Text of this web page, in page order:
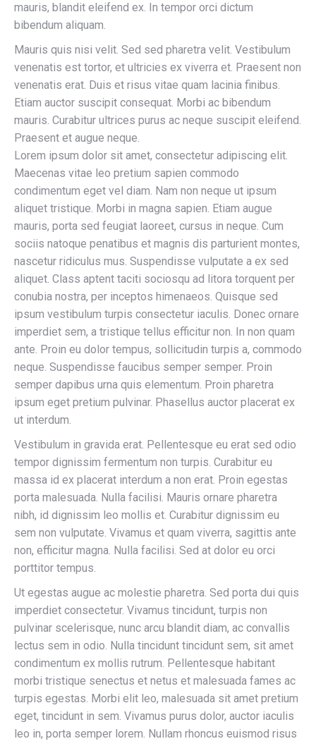
mauris, blandit eleifend ex. In tempor orci dictum
bibendum aliquam.
Mauris quis nisi velit. Sed sed pharetra velit. Vestibulum
venenatis est tortor, et ultricies ex viverra et. Praesent non
venenatis erat. Duis et risus vitae quam lacinia finibus.
Etiam auctor suscipit consequat. Morbi ac bibendum
mauris. Curabitur ultrices purus ac neque suscipit eleifend.
Praesent et augue neque.
Lorem ipsum dolor sit amet, consectetur adipiscing elit.
Maecenas vitae leo pretium sapien commodo
condimentum eget vel diam. Nam non neque ut ipsum
aliquet tristique. Morbi in magna sapien. Etiam augue
mauris, porta sed feugiat laoreet, cursus in neque. Cum
sociis natoque penatibus et magnis dis parturient montes,
nascetur ridiculus mus. Suspendisse vulputate a ex sed
aliquet. Class aptent taciti sociosqu ad litora torquent per
conubia nostra, per inceptos himenaeos. Quisque sed
ipsum vestibulum turpis consectetur iaculis. Donec ornare
imperdiet sem, a tristique tellus efficitur non. In non quam
ante. Proin eu dolor tempus, sollicitudin turpis a, commodo
neque. Suspendisse faucibus semper semper. Proin
semper dapibus urna quis elementum. Proin pharetra
ipsum eget pretium pulvinar. Phasellus auctor placerat ex
ut interdum.
Vestibulum in gravida erat. Pellentesque eu erat sed odio
tempor dignissim fermentum non turpis. Curabitur eu
massa id ex placerat interdum a non erat. Proin egestas
porta malesuada. Nulla facilisi. Mauris ornare pharetra
nibh, id dignissim leo mollis et. Curabitur dignissim eu
sem non vulputate. Vivamus et quam viverra, sagittis ante
non, efficitur magna. Nulla facilisi. Sed at dolor eu orci
porttitor tempus.
Ut egestas augue ac molestie pharetra. Sed porta dui quis
imperdiet consectetur. Vivamus tincidunt, turpis non
pulvinar scelerisque, nunc arcu blandit diam, ac convallis
lectus sem in odio. Nulla tincidunt tincidunt sem, sit amet
condimentum ex mollis rutrum. Pellentesque habitant
morbi tristique senectus et netus et malesuada fames ac
turpis egestas. Morbi elit leo, malesuada sit amet pretium
eget, tincidunt in sem. Vivamus purus dolor, auctor iaculis
leo in, porta semper lorem. Nullam rhoncus euismod risus